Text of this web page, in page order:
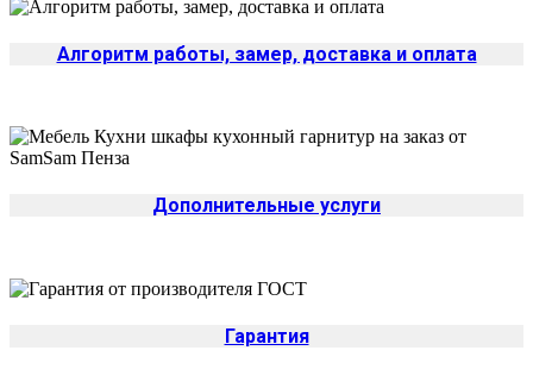
Алгоритм работы, замер, доставка и оплата
Дополнительные услуги
Гарантия